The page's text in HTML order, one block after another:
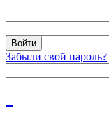
Забыли свой пароль?